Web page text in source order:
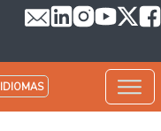
IDIOMAS